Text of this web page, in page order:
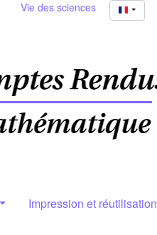
Vie des sciences
Impression et réutilisation